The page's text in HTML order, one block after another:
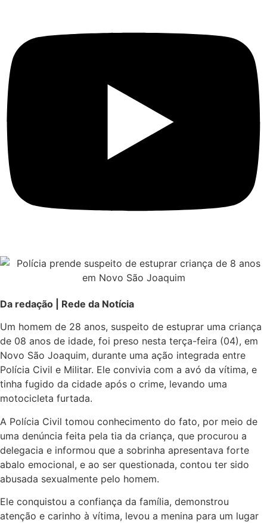
Da redação | Rede da Notícia
Um homem de 28 anos, suspeito de estuprar uma criança
de 08 anos de idade, foi preso nesta terça-feira (04), em
Novo São Joaquim, durante uma ação integrada entre
Polícia Civil e Militar. Ele convivia com a avó da vítima, e
tinha fugido da cidade após o crime, levando uma
motocicleta furtada.
A Polícia Civil tomou conhecimento do fato, por meio de
uma denúncia feita pela tia da criança, que procurou a
delegacia e informou que a sobrinha apresentava forte
abalo emocional, e ao ser questionada, contou ter sido
abusada sexualmente pelo homem.
Ele conquistou a confiança da família, demonstrou
atenção e carinho à vítima, levou a menina para um lugar